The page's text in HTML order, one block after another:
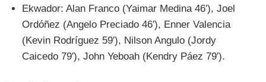
Ekwador: Alan Franco (Yaimar Medina 46′), Joel
Ordóñez (Angelo Preciado 46′), Enner Valencia
(Kevin Rodríguez 59′), Nilson Angulo (Jordy
Caicedo 79′), John Yeboah (Kendry Páez 79′).